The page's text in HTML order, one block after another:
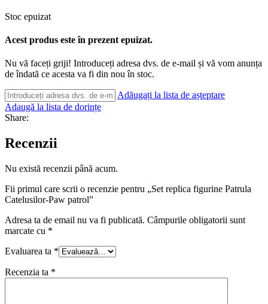
Stoc epuizat
Acest produs este în prezent epuizat.
Nu vă faceți griji! Introduceți adresa dvs. de e-mail și vă vom anunța
de îndată ce acesta va fi din nou în stoc.
Adăugați la lista de așteptare
Adaugă la lista de dorințe
Share:
Recenzii
Nu există recenzii până acum.
Fii primul care scrii o recenzie pentru „Set replica figurine Patrula
Catelusilor-Paw patrol”
Adresa ta de email nu va fi publicată. Câmpurile obligatorii sunt
marcate cu *
Evaluarea ta *
Recenzia ta *